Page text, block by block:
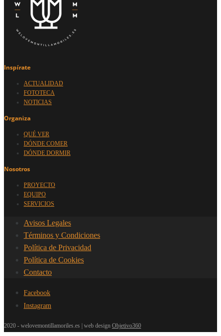
Inspírate
ACTUALIDAD
FOTOTECA
NOTICIAS
Organiza
QUÉ VER
DÓNDE COMER
DÓNDE DORMIR
Nosotros
PROYECTO
EQUIPO
SERVICIOS
Avisos Legales
Términos y Condiciones
Política de Privacidad
Política de Cookies
Contacto
Facebook
Instagram
2020 - welovemontillamoriles.es | web design Objetivo360